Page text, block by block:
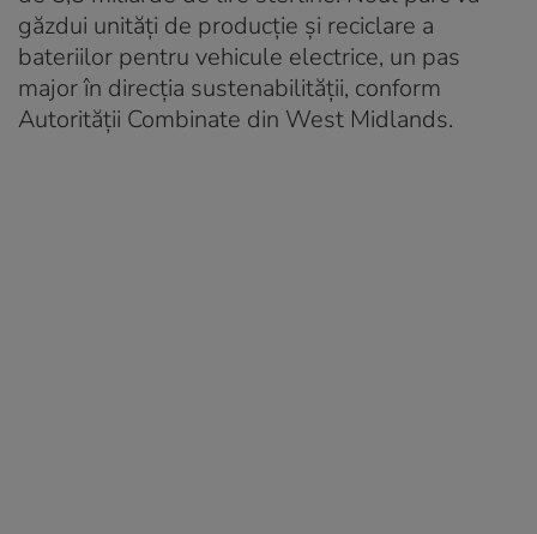
găzdui unități de producție și reciclare a
bateriilor pentru vehicule electrice, un pas
major în direcția sustenabilității, conform
Autorității Combinate din West Midlands.